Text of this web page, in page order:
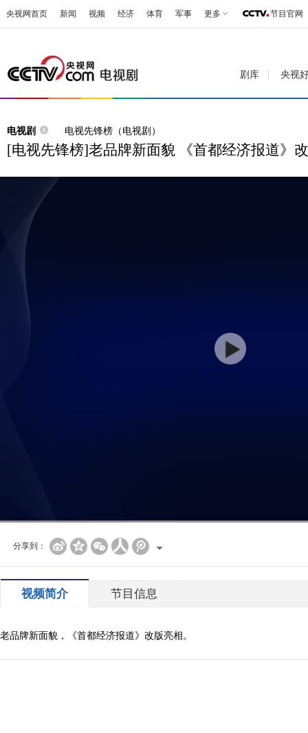
央视网首页 新闻 视频 经济 体育 军事 更多 节目官网
剧库 央视
电视剧 电视先锋榜（电视剧）
[电视先锋榜]老品牌新面貌 《首都经济报道》
分享到：
视频简介 节目信息
老品牌新面貌，《首都经济报道》改版亮相。